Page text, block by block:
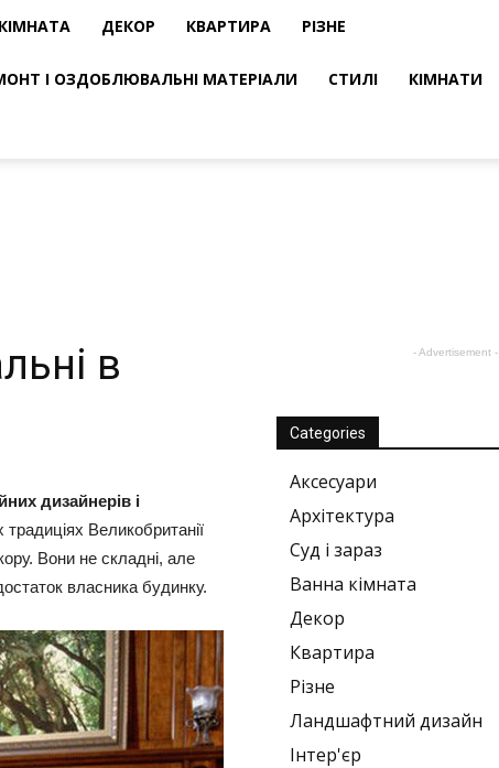
ДЕКОР КВАРТИРА РІЗНЕ
І ОЗДОБЛЮВАЛЬНІ МАТЕРІАЛИ СТИЛІ КІМНАТИ
в
дизайнерів і
Великобританії
Вони не складні, але
власника будинку.
- Advertisement -
Categories
Аксесуари
Архітектура
Суд і зараз
Ванна кімната
Декор
Квартира
Різне
Ландшафтний дизайн
Інтер'єр